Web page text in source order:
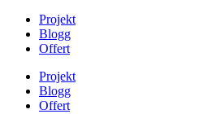
Projekt
Blogg
Offert
Projekt
Blogg
Offert